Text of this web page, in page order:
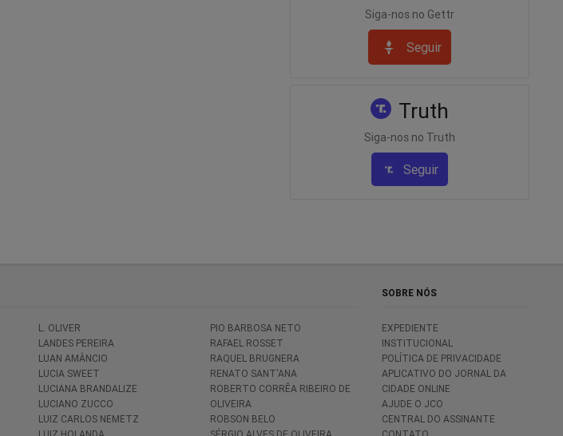
Siga-nos no Gettr
Seguir
Truth
Siga-nos no Truth
Seguir
L. OLIVER
LANDES PEREIRA
LUAN AMÂNCIO
LUCIA SWEET
LUCIANA BRANDALIZE
LUCIANO ZUCCO
LUIZ CARLOS NEMETZ
PIO BARBOSA NETO
RAFAEL ROSSET
RAQUEL BRUGNERA
RENATO SANT'ANA
ROBERTO CORRÊA RIBEIRO DE
OLIVEIRA
ROBSON BELO
SOBRE NÓS
EXPEDIENTE
INSTITUCIONAL
POLÍTICA DE PRIVACIDADE
APLICATIVO DO JORNAL DA
CIDADE ONLINE
AJUDE O JCO
CENTRAL DO ASSINANTE